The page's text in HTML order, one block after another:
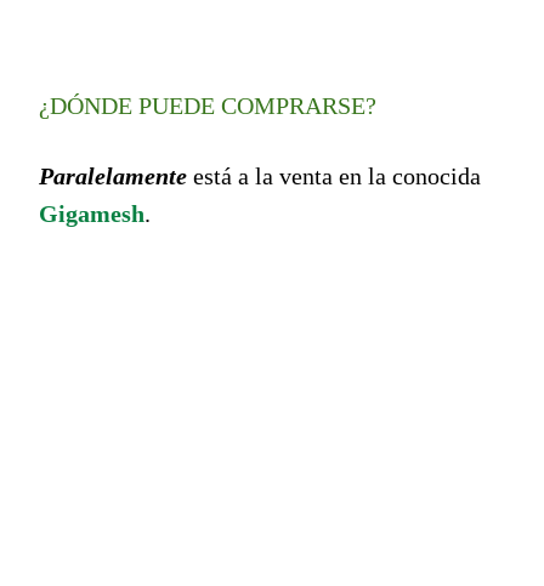
¿DÓNDE PUEDE COMPRARSE?
Paralelamente está a la venta en la conocida
Gigamesh.